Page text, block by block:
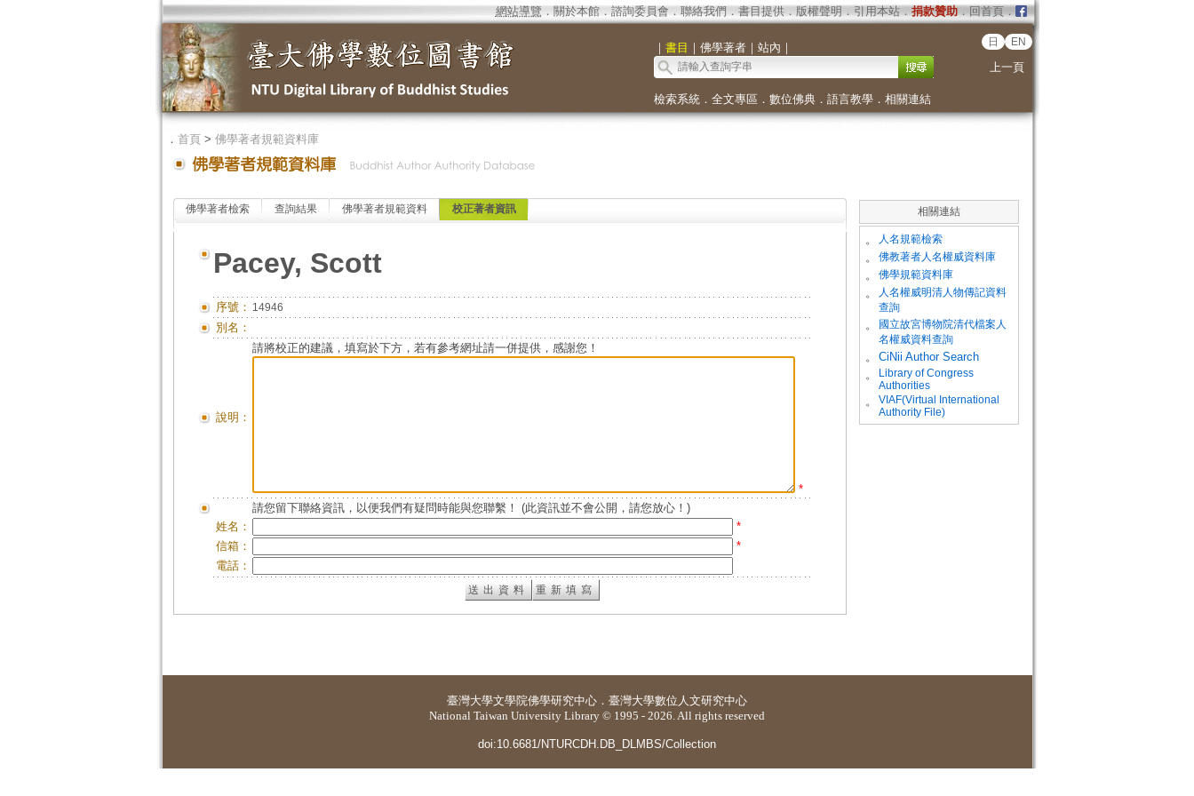
網站導覽 ． 關於本館． 諮詢委員會． 聯絡我們 ． 書目提供． 版權聲明 ． 引用本站． 捐款贊助．回首頁．
｜ 書目 ｜ 佛學著者｜ 站內 ｜ 日 EN
上一頁
檢索系統． 全文專區 ． 數位佛典． 語言教學． 相關連結
． 首頁> 佛學著者規範資料庫
佛學著者檢索 查詢結果 佛學著者規範資料 校正著者資訊
Pacey, Scott
序號： 14946
別名：
說明：
請將校正的建議，填寫於下方，若有參考網址請一併提供，感謝您！
*
請您留下聯絡資訊，以便我們有疑問時能與您聯繫！ (此資訊並不會公開，請您放心！)
姓名：
*
信箱：
*
電話：
相關連結
。 人名規範檢索
。 佛教著者人名權威資料庫
。 佛學規範資料庫
。
人名權威明清人物傳記資料
查詢
。
國立故宮博物院清代檔案人
名權威資料查詢
。
CiNii Author Search
。
Library of Congress
Authorities
。
VIAF(Virtual International
Authority File)
臺灣大學文學院佛學研究中心 ． 臺灣大學數位人文研究中心
National Taiwan University Library © 1995 - 2026. All rights reserved
doi:10.6681/NTURCDH.DB_DLMBS/Collection